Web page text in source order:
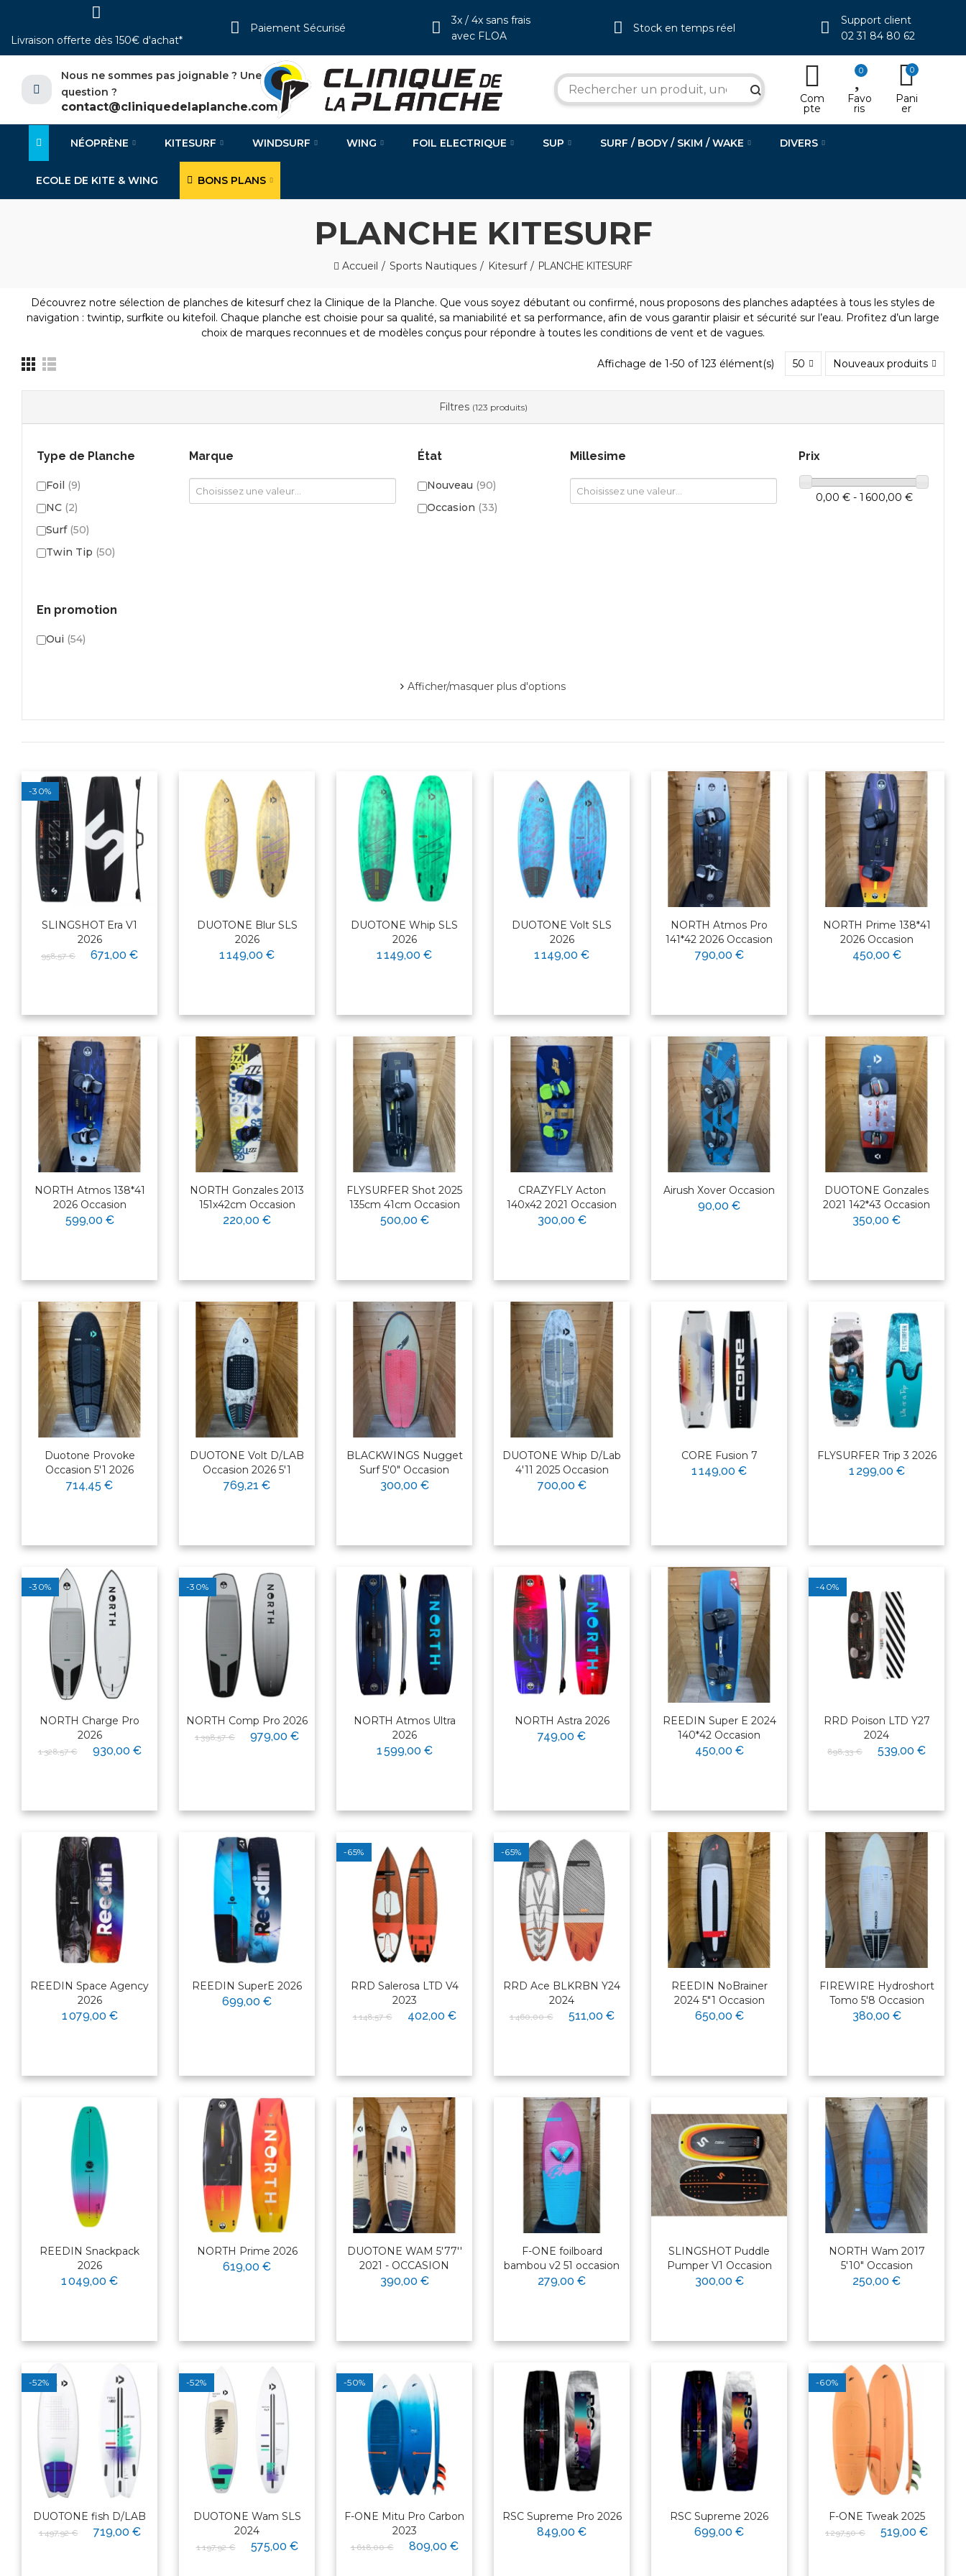
Livraison offerte dès 150€ d'achat*
Paiement Sécurisé
3x / 4x sans frais
avec FLOA
Stock en temps réel
Support client
02 31 84 80 62
Nous ne sommes pas joignable ? Une
question ?
contact@cliniquedelaplanche.com
search Com
pte
0
Favo
ris
0
Pani
er
NÉOPRÈNE KITESURF WINDSURF WING FOIL ELECTRIQUE SUP SURF / BODY / SKIM / WAKE DIVERS
ECOLE DE KITE & WING BONS PLANS
PLANCHE KITESURF
Accueil Sports Nautiques Kitesurf PLANCHE KITESURF
Découvrez notre sélection de planches de kitesurf chez la Clinique de la Planche. Que vous soyez débutant ou confirmé, nous proposons des planches adaptées à tous les styles de
navigation : twintip, surfkite ou kitefoil. Chaque planche est choisie pour sa qualité, sa maniabilité et sa performance, afin de vous garantir plaisir et sécurité sur l’eau. Profitez d’un large
choix de marques reconnues et de modèles conçus pour répondre à toutes les conditions de vent et de vagues.
Affichage de 1-50 of 123 élément(s) 50 Nouveaux produits
Filtres (123 produits)
Type de Planche
Foil (9)
NC (2)
Surf (50)
Twin Tip (50)
Marque État
Nouveau (90)
Occasion (33)
Millesime Prix
0,00 € - 1 600,00 €
En promotion
Oui (54)
Afficher/masquer plus d'options
-30%
SLINGSHOT Era V1
2026
958,57 € 671,00 €
DUOTONE Blur SLS
2026
1 149,00 €
DUOTONE Whip SLS
2026
1 149,00 €
DUOTONE Volt SLS
2026
1 149,00 €
NORTH Atmos Pro
141*42 2026 Occasion
790,00 €
NORTH Prime 138*41
2026 Occasion
450,00 €
NORTH Atmos 138*41
2026 Occasion
599,00 €
NORTH Gonzales 2013
151x42cm Occasion
220,00 €
FLYSURFER Shot 2025
135cm 41cm Occasion
500,00 €
CRAZYFLY Acton
140x42 2021 Occasion
300,00 €
Airush Xover Occasion
90,00 €
DUOTONE Gonzales
2021 142*43 Occasion
350,00 €
Duotone Provoke
Occasion 5'1 2026
714,45 €
DUOTONE Volt D/LAB
Occasion 2026 5'1
769,21 €
BLACKWINGS Nugget
Surf 5'0" Occasion
300,00 €
DUOTONE Whip D/Lab
4'11 2025 Occasion
700,00 €
CORE Fusion 7
1 149,00 €
FLYSURFER Trip 3 2026
1 299,00 €
-30%
NORTH Charge Pro
2026
1 328,57 € 930,00 €
-30%
NORTH Comp Pro 2026
1 398,57 € 979,00 €
NORTH Atmos Ultra
2026
1 599,00 €
NORTH Astra 2026
749,00 €
REEDIN Super E 2024
140*42 Occasion
450,00 €
-40%
RRD Poison LTD Y27
2024
898,33 € 539,00 €
REEDIN Space Agency
2026
1 079,00 €
REEDIN SuperE 2026
699,00 €
-65%
RRD Salerosa LTD V4
2023
1 148,57 € 402,00 €
-65%
RRD Ace BLKRBN Y24
2024
1 460,00 € 511,00 €
REEDIN NoBrainer
2024 5"1 Occasion
650,00 €
FIREWIRE Hydroshort
Tomo 5'8 Occasion
380,00 €
REEDIN Snackpack
2026
1 049,00 €
NORTH Prime 2026
619,00 €
DUOTONE WAM 5'77''
2021 - OCCASION
390,00 €
F-ONE foilboard
bambou v2 51 occasion
279,00 €
SLINGSHOT Puddle
Pumper V1 Occasion
300,00 €
NORTH Wam 2017
5'10" Occasion
250,00 €
-52%
DUOTONE fish D/LAB
1 497,92 € 719,00 €
-52%
DUOTONE Wam SLS
2024
1 197,92 € 575,00 €
-50%
F-ONE Mitu Pro Carbon
2023
1 618,00 € 809,00 €
RSC Supreme Pro 2026
849,00 €
RSC Supreme 2026
699,00 €
-60%
F-ONE Tweak 2025
1 297,50 € 519,00 €